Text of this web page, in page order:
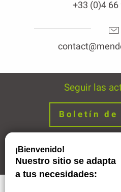
+33 (0)4 66
Seguir las
Boletín
Avisos legales Enlaces